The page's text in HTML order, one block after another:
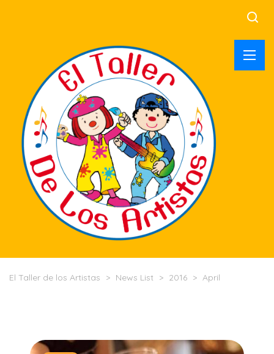
El Taller de los Artistas > News List > 2016 > April